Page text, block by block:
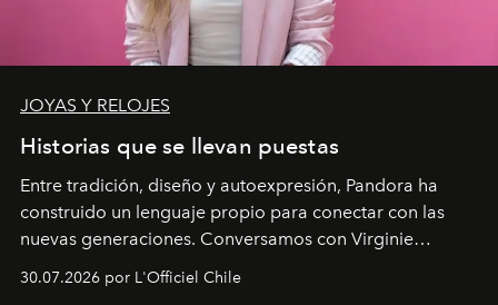
JOYAS Y RELOJES
Historias que se llevan puestas
Entre tradición, diseño y autoexpresión, Pandora ha
construido un lenguaje propio para conectar con las
nuevas generaciones. Conversamos con Virginie
Dubray, la responsable de marketing para
Latinoamérica, sobre identidad, cultura y el valor
30.07.2026 por L'Officiel Chile